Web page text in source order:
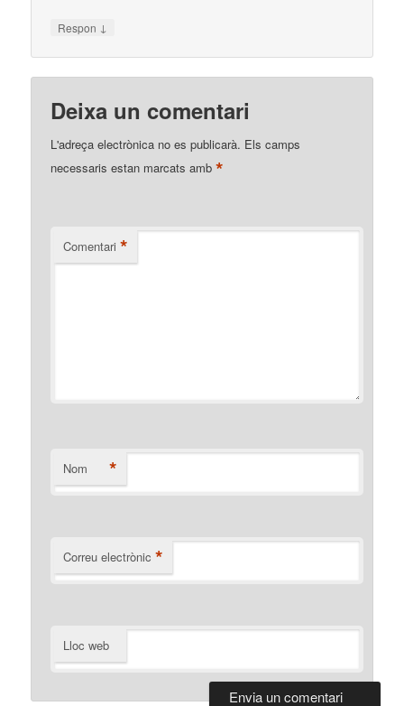
Respon ↓
Deixa un comentari
L'adreça electrònica no es publicarà. Els camps
necessaris estan marcats amb*
Comentari *
Nom *
Correu electrònic *
Lloc web